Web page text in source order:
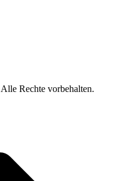
Alle Rechte vorbehalten.